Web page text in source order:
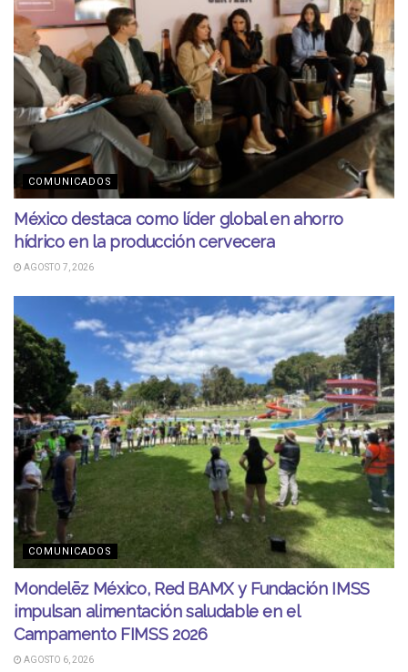
COMUNICADOS
México destaca como líder global en ahorro
hídrico en la producción cervecera
AGOSTO 7, 2026
COMUNICADOS
Mondelēz México, Red BAMX y Fundación IMSS
impulsan alimentación saludable en el
Campamento FIMSS 2026
AGOSTO 6, 2026